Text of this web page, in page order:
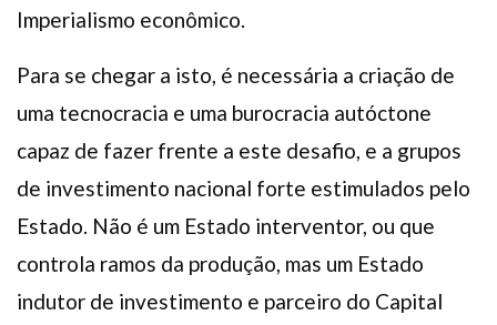
Imperialismo econômico.
Para se chegar a isto, é necessária a criação de
uma tecnocracia e uma burocracia autóctone
capaz de fazer frente a este desafio, e a grupos
de investimento nacional forte estimulados pelo
Estado. Não é um Estado interventor, ou que
controla ramos da produção, mas um Estado
indutor de investimento e parceiro do Capital